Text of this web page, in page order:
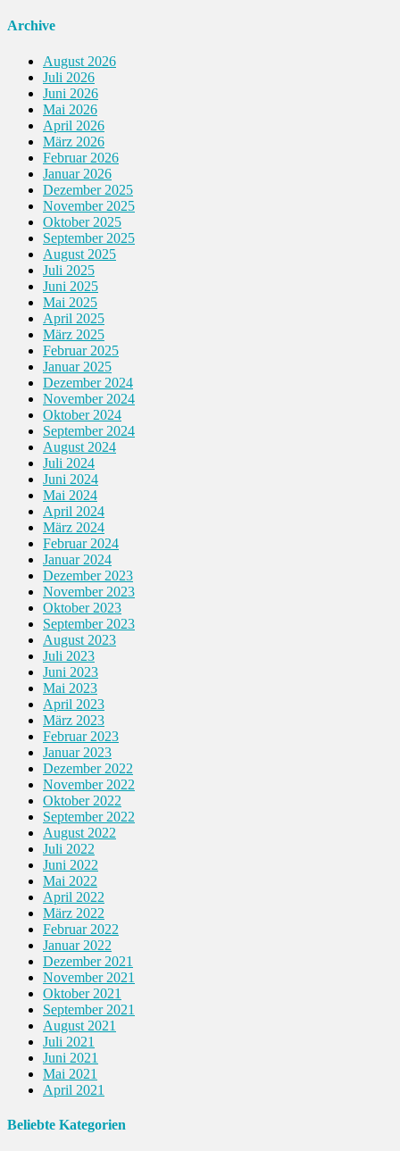
Archive
August 2026
Juli 2026
Juni 2026
Mai 2026
April 2026
März 2026
Februar 2026
Januar 2026
Dezember 2025
November 2025
Oktober 2025
September 2025
August 2025
Juli 2025
Juni 2025
Mai 2025
April 2025
März 2025
Februar 2025
Januar 2025
Dezember 2024
November 2024
Oktober 2024
September 2024
August 2024
Juli 2024
Juni 2024
Mai 2024
April 2024
März 2024
Februar 2024
Januar 2024
Dezember 2023
November 2023
Oktober 2023
September 2023
August 2023
Juli 2023
Juni 2023
Mai 2023
April 2023
März 2023
Februar 2023
Januar 2023
Dezember 2022
November 2022
Oktober 2022
September 2022
August 2022
Juli 2022
Juni 2022
Mai 2022
April 2022
März 2022
Februar 2022
Januar 2022
Dezember 2021
November 2021
Oktober 2021
September 2021
August 2021
Juli 2021
Juni 2021
Mai 2021
April 2021
Beliebte Kategorien